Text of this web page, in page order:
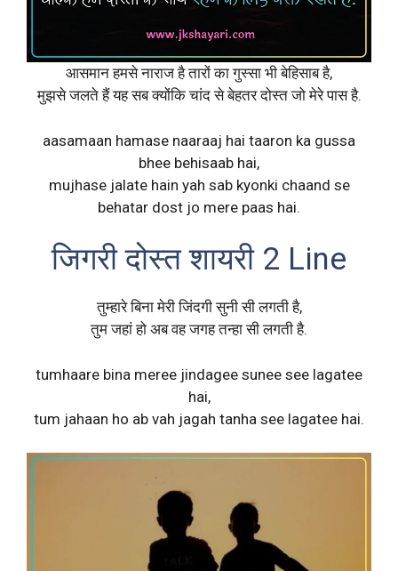
आसमान हमसे नाराज है तारों का गुस्सा भी बेहिसाब है,
मुझसे जलते हैं यह सब क्योंकि चांद से बेहतर दोस्त जो मेरे पास है.
aasamaan hamase naaraaj hai taaron ka gussa
bhee behisaab hai,
mujhase jalate hain yah sab kyonki chaand se
behatar dost jo mere paas hai.
जिगरी दोस्त शायरी 2 Line
तुम्हारे बिना मेरी जिंदगी सुनी सी लगती है,
तुम जहां हो अब वह जगह तन्हा सी लगती है.
tumhaare bina meree jindagee sunee see lagatee
hai,
tum jahaan ho ab vah jagah tanha see lagatee hai.